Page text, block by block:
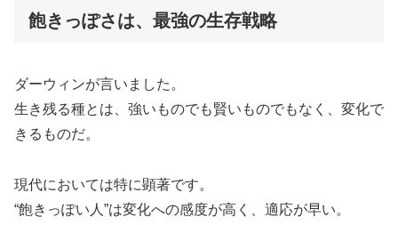
飽きっぽさは、最強の生存戦略
ダーウィンが言いました。
生き残る種とは、強いものでも賢いものでもなく、変化で
きるものだ。
現代においては特に顕著です。
“飽きっぽい人”は変化への感度が高く、適応が早い。